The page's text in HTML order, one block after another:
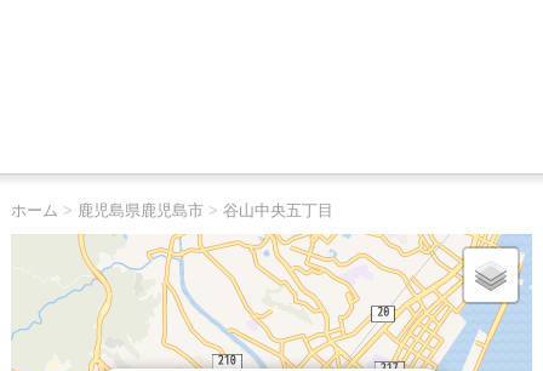
ホーム > 鹿児島県鹿児島市> 谷山中央五丁目